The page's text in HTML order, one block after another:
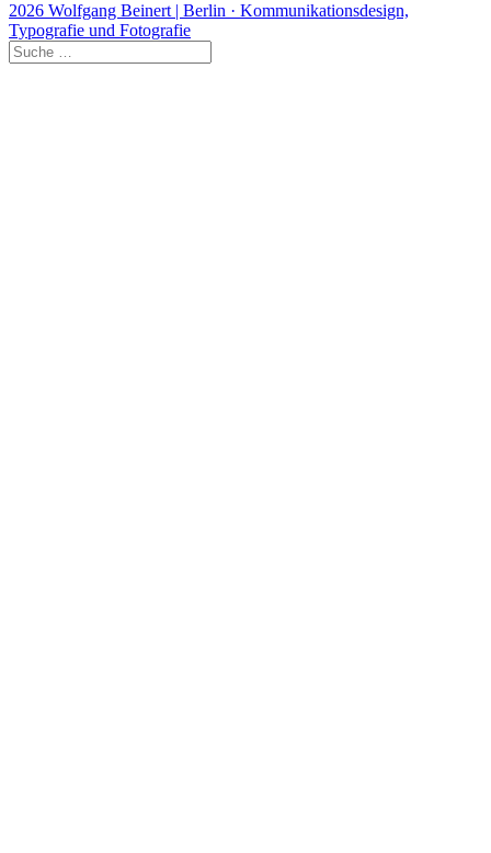
2026 Wolfgang Beinert | Berlin · Kommunikationsdesign,
Typografie und Fotografie